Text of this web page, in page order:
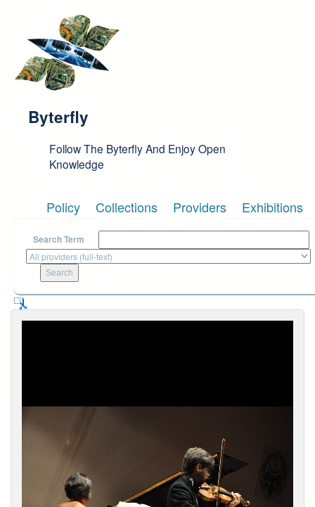
Byterfly
Follow The Byterfly And Enjoy Open
Knowledge
Policy Collections Providers Exhibitions
Search Term